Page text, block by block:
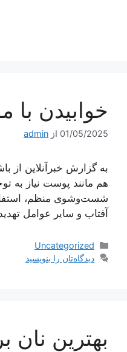
خوابیدن
01/05/2025 از admin
به گزارش خبرآنلاین از
هم مانند پوست نیاز به
شست‌وشوی منظم،
آفتاب و سایر عوامل
دسته‌ها
Uncategorized
دیدگاه‌تان را بنویسید
بهترین